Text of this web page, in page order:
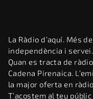
La Ràdio d’aquí. Més
independència i servei.
Quan es tracta de
Cadena Pirenaica.
la major oferta en
T’acostem al teu